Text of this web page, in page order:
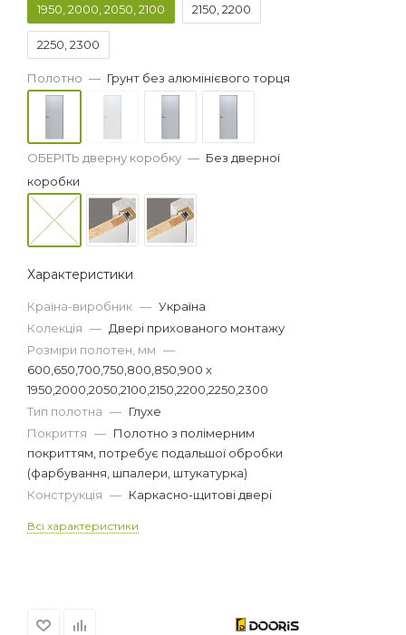
1950, 2000, 2050, 2100
2150, 2200
2250, 2300
Полотно — Грунт без алюмінієвого торця
ОБЕРІТЬ дверну коробку — Без дверної
коробки
Характеристики
Країна-виробник — Україна
Колекція — Двері прихованого монтажу
Розміри полотен, мм —
600,650,700,750,800,850,900 x
1950,2000,2050,2100,2150,2200,2250,2300
Тип полотна — Глухе
Покриття — Полотно з полімерним
покриттям, потребує подальшої обробки
(фарбування, шпалери, штукатурка)
Конструкція — Каркасно-щитові двері
Всі характеристики